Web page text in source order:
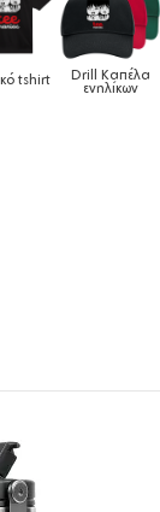
Καπέλα
ενηλίκων Καπέλα